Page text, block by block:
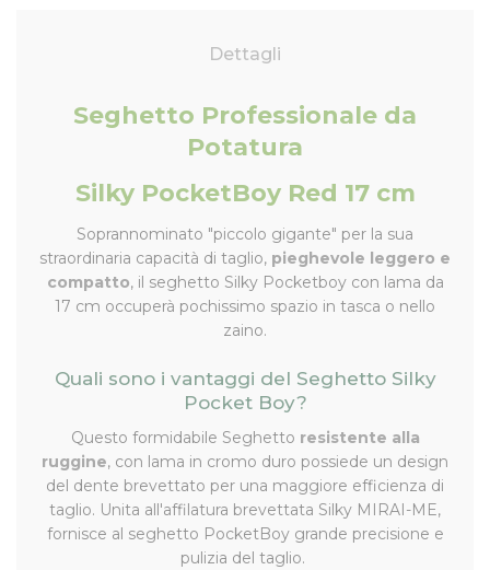
Dettagli
Seghetto Professionale da
Potatura
Silky PocketBoy Red 17 cm
Soprannominato "piccolo gigante" per la sua
straordinaria capacità di taglio, pieghevole leggero e
compatto, il seghetto Silky Pocketboy con lama da
17 cm occuperà pochissimo spazio in tasca o nello
zaino.
Quali sono i vantaggi del Seghetto Silky
Pocket Boy?
Questo formidabile Seghetto resistente alla
ruggine, con lama in cromo duro possiede un design
del dente brevettato per una maggiore efficienza di
taglio. Unita all'affilatura brevettata Silky MIRAI-ME,
fornisce al seghetto PocketBoy grande precisione e
pulizia del taglio.